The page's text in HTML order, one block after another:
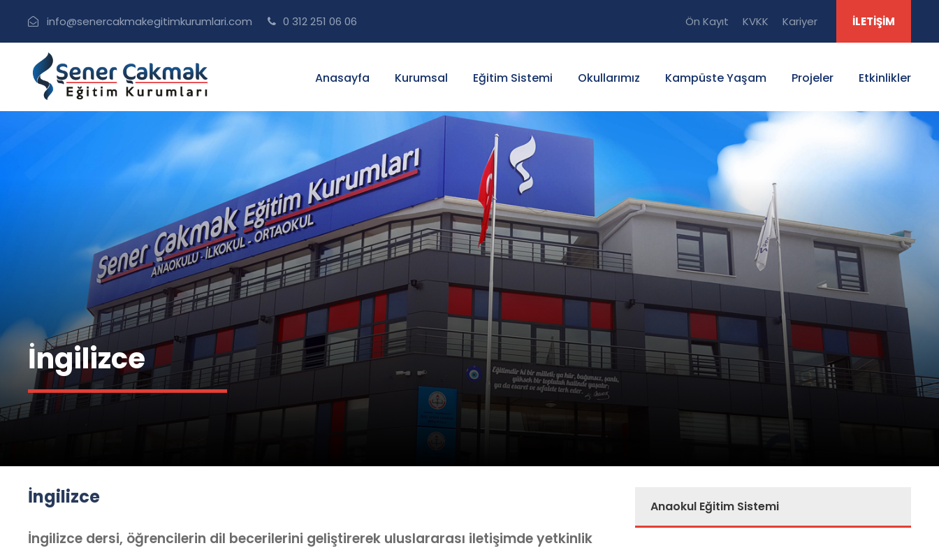
info@senercakmakegitimkurumlari.com 0 312 251 06 06 Ön Kayıt KVKK Kariyer İLETİŞİM
Anasayfa Kurumsal Eğitim Sistemi Okullarımız Kampüste Yaşam Projeler Etkinlikler
İngilizce
İngilizce
İngilizce dersi, öğrencilerin dil becerilerini geliştirerek uluslararası iletişimde yetkinlik
Anaokul Eğitim Sistemi